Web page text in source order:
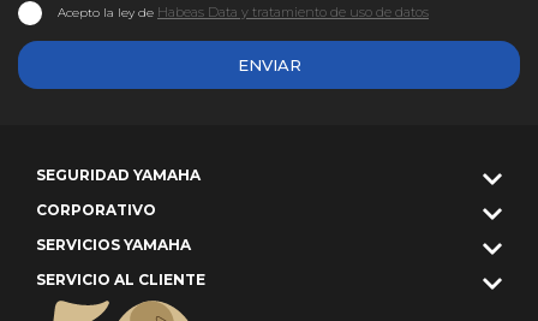
ENVIAR
Acepto la ley de Habeas Data y tratamiento de uso de datos
SEGURIDAD YAMAHA
CORPORATIVO
SERVICIOS YAMAHA
SERVICIO AL CLIENTE